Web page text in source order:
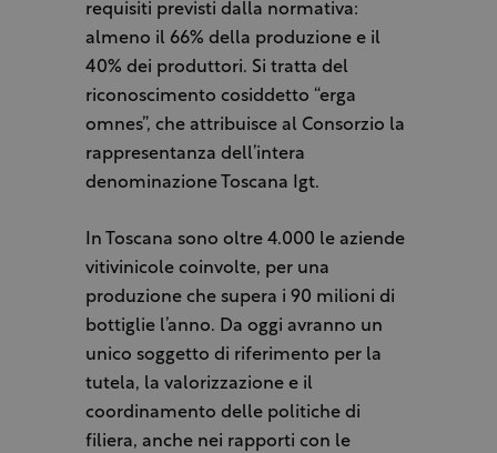
requisiti previsti dalla normativa:
almeno il 66% della produzione e il
40% dei produttori. Si tratta del
riconoscimento cosiddetto “erga
omnes”, che attribuisce al Consorzio la
rappresentanza dell’intera
denominazione Toscana Igt.
In Toscana sono oltre 4.000 le aziende
vitivinicole coinvolte, per una
produzione che supera i 90 milioni di
bottiglie l’anno. Da oggi avranno un
unico soggetto di riferimento per la
tutela, la valorizzazione e il
coordinamento delle politiche di
filiera, anche nei rapporti con le